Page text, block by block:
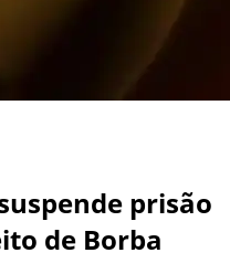
prisão
de Borba